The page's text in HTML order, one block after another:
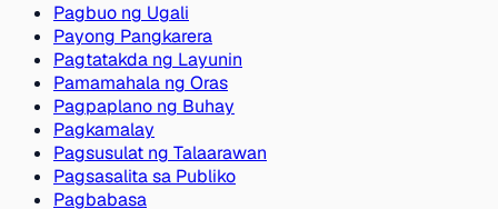
Pagbuo ng Ugali
Payong Pangkarera
Pagtatakda ng Layunin
Pamamahala ng Oras
Pagpaplano ng Buhay
Pagkamalay
Pagsusulat ng Talaarawan
Pagsasalita sa Publiko
Pagbabasa